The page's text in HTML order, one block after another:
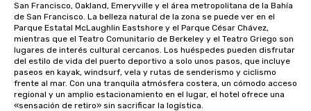
San Francisco, Oakland, Emeryville y el área metropolitana de la Bahía
de San Francisco. La belleza natural de la zona se puede ver en el
Parque Estatal McLaughlin Eastshore y el Parque César Chávez,
mientras que el Teatro Comunitario de Berkeley y el Teatro Griego son
lugares de interés cultural cercanos. Los huéspedes pueden disfrutar
del estilo de vida del puerto deportivo a solo unos pasos, que incluye
paseos en kayak, windsurf, vela y rutas de senderismo y ciclismo
frente al mar. Con una tranquila atmósfera costera, un cómodo acceso
regional y un amplio estacionamiento en el lugar, el hotel ofrece una
«sensación de retiro» sin sacrificar la logística.